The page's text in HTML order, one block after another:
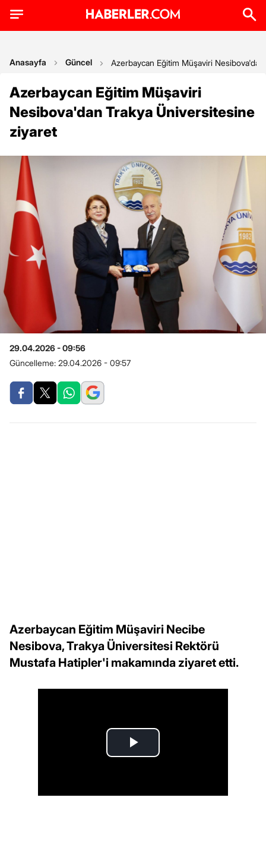
Anasayfa Güncel Azerbaycan Eğitim Müşaviri
Azerbaycan Eğitim Müşaviri
Nesibova'dan Trakya Üniversitesine
ziyaret
29.04.2026 - 09:56
Güncelleme: 29.04.2026 - 09:57
Azerbaycan Eğitim Müşaviri Necibe
Nesibova, Trakya Üniversitesi Rektörü
Mustafa Hatipler'i makamında ziyaret etti.